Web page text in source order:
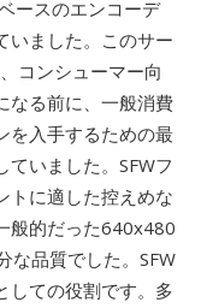
ースのエンコーデ
いました。このサー
コンシューマー向
なる前に、一般消費
を入手するための最
ていました。SFWフ
トに適した控えめな
般的だった640x480
な品質でした。SFW
しての役割です。多